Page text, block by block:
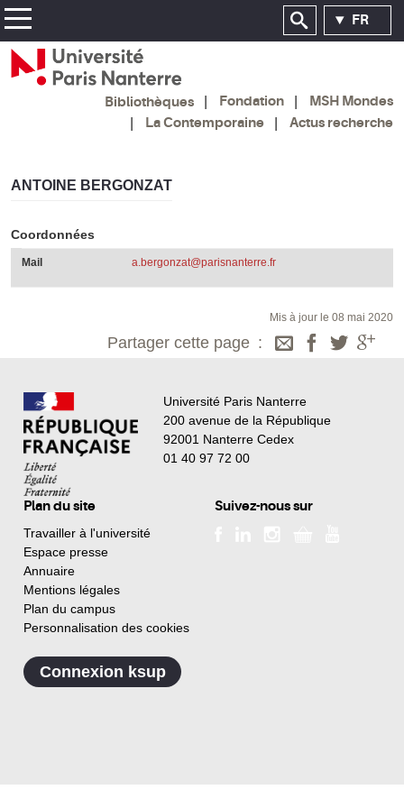
FR
Bibliothèques Fondation
MSH Mondes
La Contemporaine
Actus recherche
ANTOINE BERGONZAT
Coordonnées
Mail a.bergonzat@parisnanterre.fr
Mis à jour le 08 mai 2020
Partager cette page
Université Paris Nanterre
200 avenue de la République
92001 Nanterre Cedex
01 40 97 72 00
Plan du site
Travailler à l'université
Espace presse
Annuaire
Mentions légales
Plan du campus
Personnalisation des cookies
Suivez-nous sur
Connexion ksup